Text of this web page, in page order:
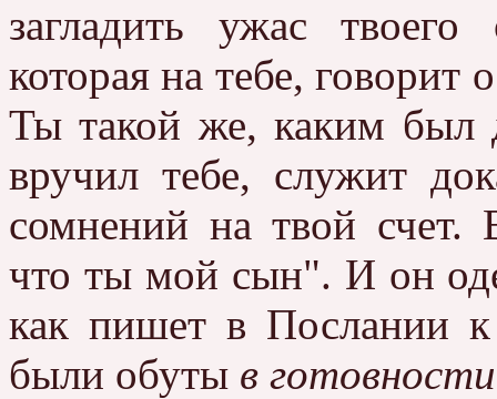
загладить ужас
которая на тебе,
Ты такой же, каким был
вручил тебе, служит
сомнений на твой счет.
что ты мой сын". И он
как пишет в Послании
были обуты в